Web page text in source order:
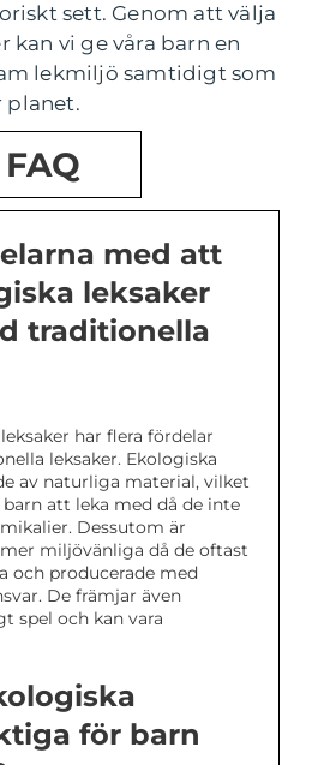
sett. Genom att välja
kan vi ge våra barn en
lekmiljö samtidigt som
planet.
FAQ
med att
leksaker
traditionella
har flera fördelar
leksaker. Ekologiska
av naturliga material, vilket
att leka med då de inte
Dessutom är
miljövänliga då de oftast
och producerade med
De främjar även
spel och kan vara
för barn